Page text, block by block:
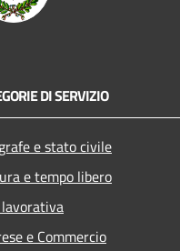
DI SERVIZIO
e stato civile
e tempo libero
e Commercio